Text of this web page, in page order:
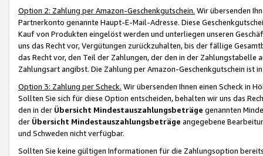
Option 2: Zahlung per Amazon-Geschenkgutschein. Wir übersenden
Partnerkonto genannte Haupt-E-Mail-Adresse. Diese
Kauf von Produkten eingelöst werden und unterliegen unseren
uns das Recht vor, Vergütungen zurückzuhalten, bis der fällige
das Recht vor, den Teil der Zahlungen, der den in der
Zahlungsart angibst. Die Zahlung per Amazon-Geschenkgutschein ist
Option 3: Zahlung per Scheck. Wir übersenden Ihnen einen Scheck in
Sollten Sie sich für diese Option entscheiden, behalten wir uns das
den in der Übersicht Mindestauszahlungsbeträge genannten
der Übersicht Mindestauszahlungsbeträge angegebene
und Schweden nicht verfügbar.
Sollten Sie keine gültigen Informationen für die Zahlungsoption